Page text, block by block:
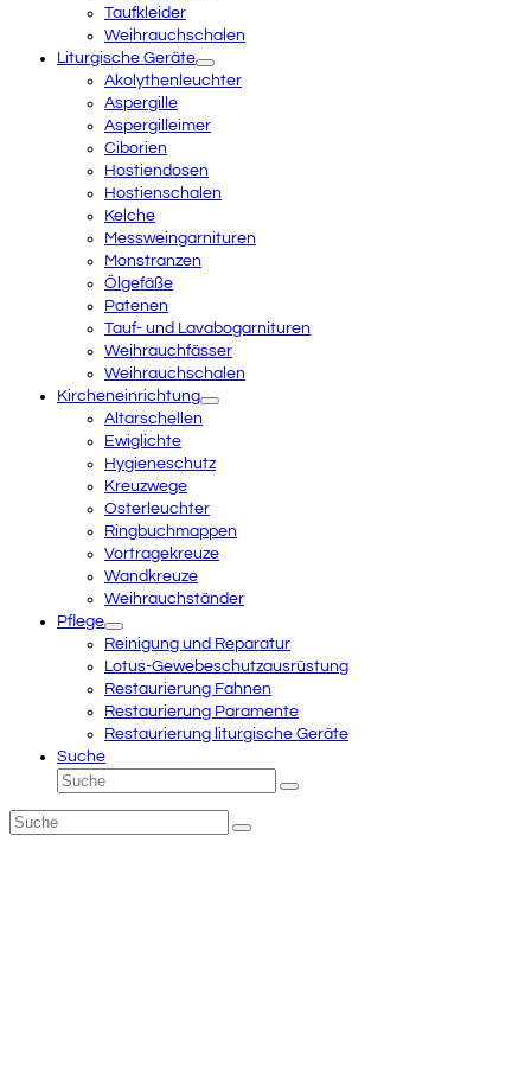
Taufkleider
Weihrauchschalen
Liturgische Geräte
Akolythenleuchter
Aspergille
Aspergilleimer
Ciborien
Hostiendosen
Hostienschalen
Kelche
Messweingarnituren
Monstranzen
Ölgefäße
Patenen
Tauf- und Lavabogarnituren
Weihrauchfässer
Weihrauchschalen
Kircheneinrichtung
Altarschellen
Ewiglichte
Hygieneschutz
Kreuzwege
Osterleuchter
Ringbuchmappen
Vortragekreuze
Wandkreuze
Weihrauchständer
Pflege
Reinigung und Reparatur
Lotus-Gewebeschutzausrüstung
Restaurierung Fahnen
Restaurierung Paramente
Restaurierung liturgische Geräte
Suche
Suche
Senden
Suche
Senden